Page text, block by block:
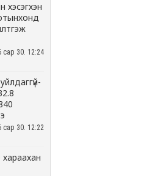
хэсэгхэн
сар 30. 12:24
сар 30. 12:22
хараахан